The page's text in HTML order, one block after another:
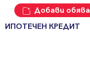
Добави обява
ИПОТЕЧЕН КРЕДИТ